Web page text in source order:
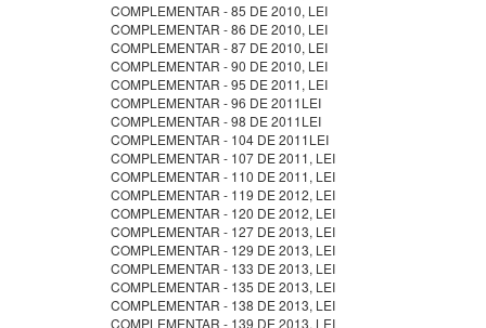
COMPLEMENTAR - 85 DE 2010, LEI
COMPLEMENTAR - 86 DE 2010, LEI
COMPLEMENTAR - 87 DE 2010, LEI
COMPLEMENTAR - 90 DE 2010, LEI
COMPLEMENTAR - 95 DE 2011, LEI
COMPLEMENTAR - 96 DE 2011LEI
COMPLEMENTAR - 98 DE 2011LEI
COMPLEMENTAR - 104 DE 2011LEI
COMPLEMENTAR - 107 DE 2011, LEI
COMPLEMENTAR - 110 DE 2011, LEI
COMPLEMENTAR - 119 DE 2012, LEI
COMPLEMENTAR - 120 DE 2012, LEI
COMPLEMENTAR - 127 DE 2013, LEI
COMPLEMENTAR - 129 DE 2013, LEI
COMPLEMENTAR - 133 DE 2013, LEI
COMPLEMENTAR - 135 DE 2013, LEI
COMPLEMENTAR - 138 DE 2013, LEI
COMPLEMENTAR - 139 DE 2013, LEI